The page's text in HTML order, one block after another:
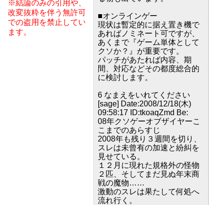
※結論のみの引用や、
改変抜粋を伴う無許可
での盗用を禁止してい
ます。
■オンラインゲー
現状は暫定的に据え置き機で
あればノミネート可ですが、
あくまで『ゲーム単体として
クソか？』が重要です。
パッチがあたれば内容、期
間、対応などその都度総合的
に検討します。
6 なまえをいれてください
[sage] Date:2008/12/18(木)
09:58:17 ID:tkoaqZmd Be:
08年クソゲーオブザイヤーこ
こまでのあらすじ
2008年も残り３週間を切り、
スレは未曾有の加速と紛糾を
見せている。
１２月に現れた規格外の怪物
２匹、そしてまだ見ぬ年末商
戦の魔物……
激動のスレは果たして何処へ
流れ行く。